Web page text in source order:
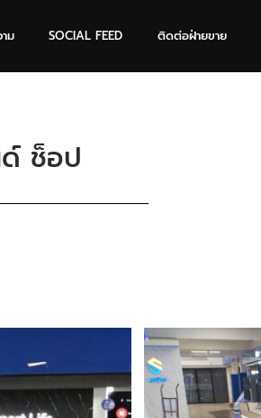
ม SOCIAL FEED ติดต่อฝ่ายขาย
ด์ ช็อป